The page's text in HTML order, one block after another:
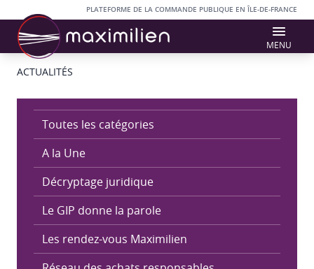
Accès au contenuPLATEFORME DE LA COMMANDE PUBLIQUE EN ÎLE-DE-FRANCE
MENU
ACTUALITÉS
Toutes les catégories
A la Une
Décryptage juridique
Le GIP donne la parole
Les rendez-vous Maximilien
Panneau de gestion des cookies